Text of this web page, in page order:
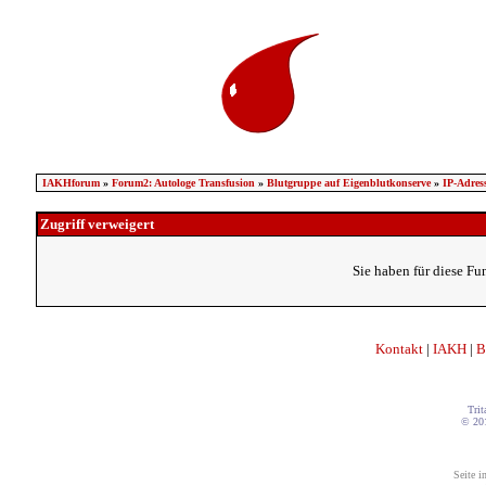
IAKHforum» Forum2: Autologe Transfusion » Blutgruppe auf Eigenblutkonserve» IP-
Zugriff verweigert
Sie haben für diese
Kontakt | IAKH |
©
Seite